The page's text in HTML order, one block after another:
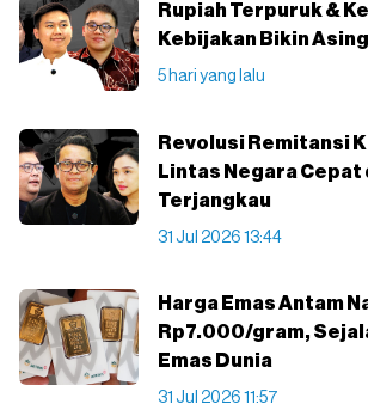
Rupiah Terpuruk &
Kebijakan Bikin
5 hari yang lalu
Revolusi Remitansi
Lintas Negara Cepat
Terjangkau
31 Jul 2026 13:44
Harga Emas Antam
Rp7.000/gram,
Emas Dunia
31 Jul 2026 11:57